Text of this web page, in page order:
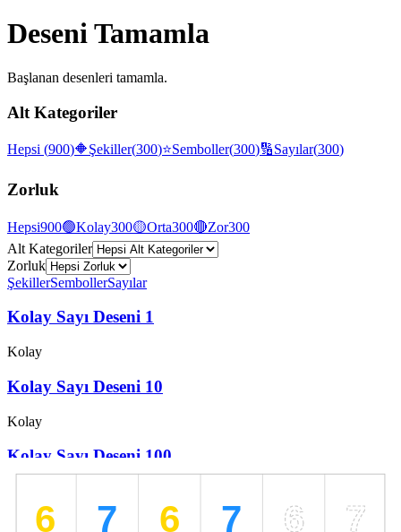
Deseni Tamamla
Başlanan desenleri tamamla.
Alt Kategoriler
Hepsi (900)🔶Şekiller(300)⭐Semboller(300)🔢Sayılar(300)
Zorluk
Hepsi900🟢Kolay300🟡Orta300🔴Zor300
Alt Kategoriler
Zorluk
ŞekillerSembollerSayılar
Kolay Sayı Deseni 1
Kolay
Kolay Sayı Deseni 10
Kolay
Kolay Sayı Deseni 100
Kolay Sayı Deseni 11